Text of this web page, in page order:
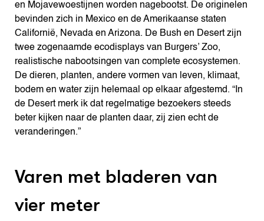
en Mojavewoestijnen worden nagebootst. De originelen
bevinden zich in Mexico en de Amerikaanse staten
Californië, Nevada en Arizona. De Bush en Desert zijn
twee zogenaamde ecodisplays van Burgers’ Zoo,
realistische nabootsingen van complete ecosystemen.
De dieren, planten, andere vormen van leven, klimaat,
bodem en water zijn helemaal op elkaar afgestemd. “In
de Desert merk ik dat regelmatige bezoekers steeds
beter kijken naar de planten daar, zij zien echt de
veranderingen.”
Varen met bladeren van
vier meter